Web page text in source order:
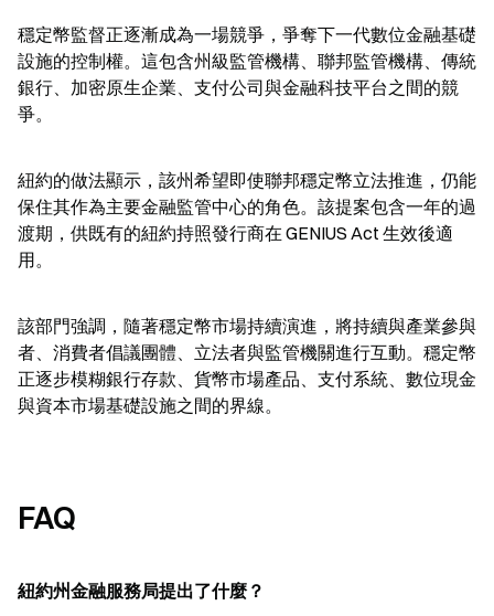
穩定幣監督正逐漸成為一場競爭，爭奪下一代數位金融基礎
設施的控制權。這包含州級監管機構、聯邦監管機構、傳統
銀行、加密原生企業、支付公司與金融科技平台之間的競
爭。
紐約的做法顯示，該州希望即使聯邦穩定幣立法推進，仍能
保住其作為主要金融監管中心的角色。該提案包含一年的過
渡期，供既有的紐約持照發行商在 GENIUS Act 生效後適
用。
該部門強調，隨著穩定幣市場持續演進，將持續與產業參與
者、消費者倡議團體、立法者與監管機關進行互動。穩定幣
正逐步模糊銀行存款、貨幣市場產品、支付系統、數位現金
與資本市場基礎設施之間的界線。
FAQ
紐約州金融服務局提出了什麼？